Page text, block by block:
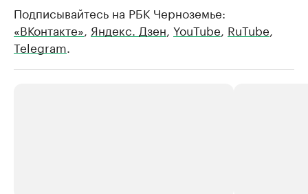
Подписывайтесь на РБК Черноземье:
«ВКонтакте», Яндекс. Дзен, YouTube, RuTube,
Telegram.